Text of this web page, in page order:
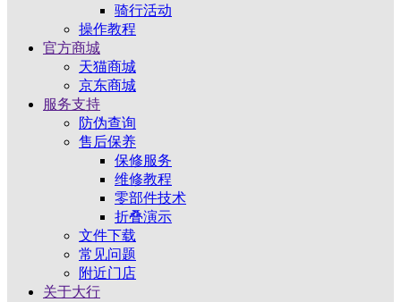
骑行活动
操作教程
官方商城
天猫商城
京东商城
服务支持
防伪查询
售后保养
保修服务
维修教程
零部件技术
折叠演示
文件下载
常见问题
附近门店
关于大行